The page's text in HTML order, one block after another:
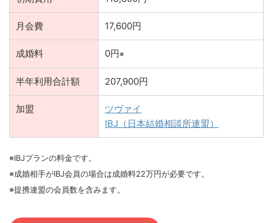
月会費 17,600円
成婚料 0円※
半年利用合計額 207,900円
加盟
ツヴァイ
IBJ（日本結婚相談所連盟）
※IBJプランの料金です。
※成婚相手がIBJ会員の場合は成婚料22万円が必要です。
※提携連盟の会員数を含みます。